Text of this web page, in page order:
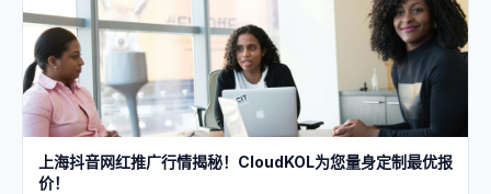
上海抖音网红推广行情揭秘！CloudKOL为您量身定制最优报
价！